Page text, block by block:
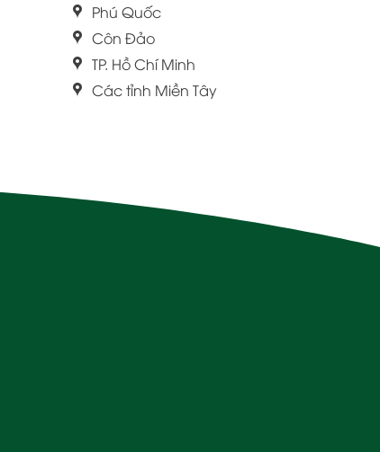
Phú Quốc
Côn Đảo
TP. Hồ Chí Minh
Các tỉnh Miền Tây